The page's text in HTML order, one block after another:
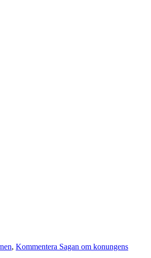
, Kommentera Sagan om konungens